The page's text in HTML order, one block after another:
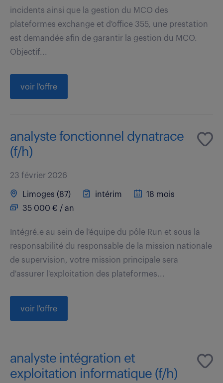
incidents ainsi que la gestion du MCO des
plateformes exchange et d'office 355, une prestation
est demandée afin de garantir la gestion du MCO.
Objectif...
voir l'offre
analyste fonctionnel dynatrace
(f/h)
23 février 2026
Limoges (87) intérim
18 mois
35 000 € / an
Intégré.e au sein de l'équipe du pôle Run et sous la
responsabilité du responsable de la mission nationale
de supervision, votre mission principale sera
d'assurer l'exploitation des plateformes...
voir l'offre
analyste intégration et
exploitation informatique (f/h)